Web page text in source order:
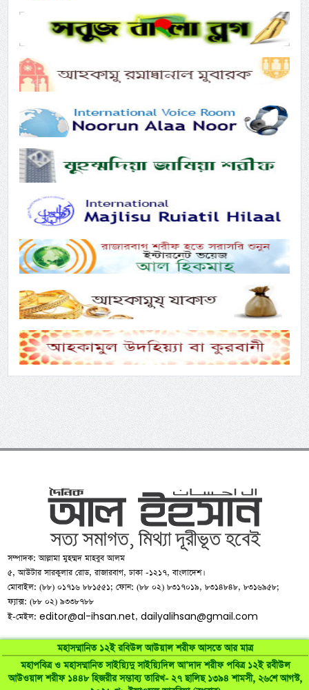
মহাসম্মানিত ১২ই রবিউল আউয়াল শরীফ আসতে আর মাত্র
মহাপবিত্র ও মহাসম্মানিত সাইয়্যিদু সাইয়্যিদিল আ’দাদ শরীফ পবিত্র ১২ই রবীউল
আউওয়াল শরীফ ১৪৪৮ হিজরীর সম্ভাব্য তারিখ- ২৭ ছালিছ ১৩৯৪ শামসী, ২৬শে আগস্ট,
সম্পাদক: আল্লামা মুহম্মদ মাহবুব আলম
৫, আউটার সারকুলার রোড, রাজারবাগ, ঢাকা -১২১৭, বাংলাদেশ।
মোবাইল: (৮৮) ০১৭১৬ ৮৮১৫৫১; ফোন: (৮৮ ০২) ৮৩১৭০১৯, ৮৩১৪৮৪৮, ৮৩১৬৯৫৮;
ফ্যাক্স: (৮৮ ০২) ৯৩৩৮৭৮৮
ই-মেইল:editor@al-ihsan.net,dailyalihsan@gmail.com
2007-2026. All Rights Reserved | Developed by: